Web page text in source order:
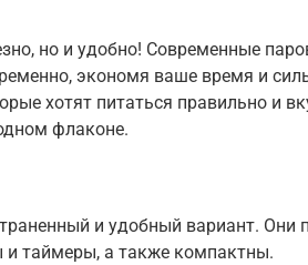
но и удобно! Современные
экономя ваше время и
хотят питаться правильно и
флаконе.
и удобный вариант. Они
таймеры, а также компактны.